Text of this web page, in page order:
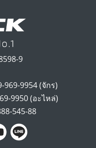
9
969-9954 (จักร)
9950 (อะไหล่)
545-88